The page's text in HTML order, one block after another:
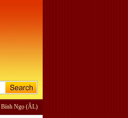
Bính Ngọ (ÂL)